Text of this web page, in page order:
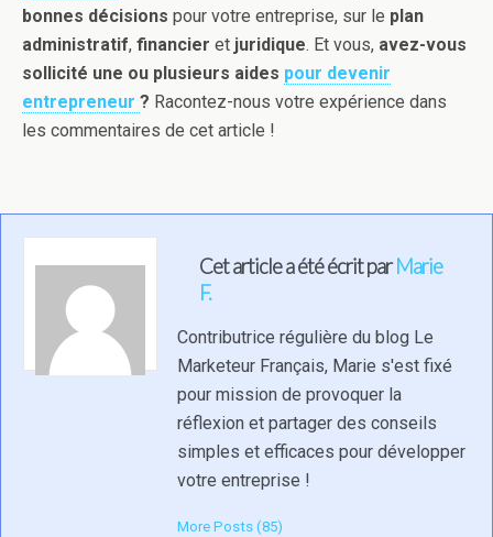
bonnes décisions pour votre entreprise, sur le plan
administratif, financier et juridique. Et vous, avez-vous
sollicité une ou plusieurs aides pour devenir
entrepreneur ? Racontez-nous votre expérience dans
les commentaires de cet article !
Cet article a été écrit parMarie
F.
Contributrice régulière du blog Le
Marketeur Français, Marie s'est fixé
pour mission de provoquer la
réflexion et partager des conseils
simples et efficaces pour développer
votre entreprise !
More Posts (85)